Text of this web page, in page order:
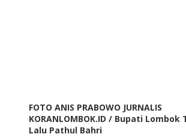
FOTO ANIS PRABOWO JURNALIS
KORANLOMBOK.ID / Bupati Lombok
Lalu Pathul Bahri